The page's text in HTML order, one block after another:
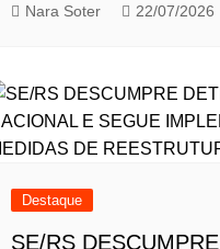
Nara Soter 22/07/2026
Destaque
SE/RS DESCUMPRE